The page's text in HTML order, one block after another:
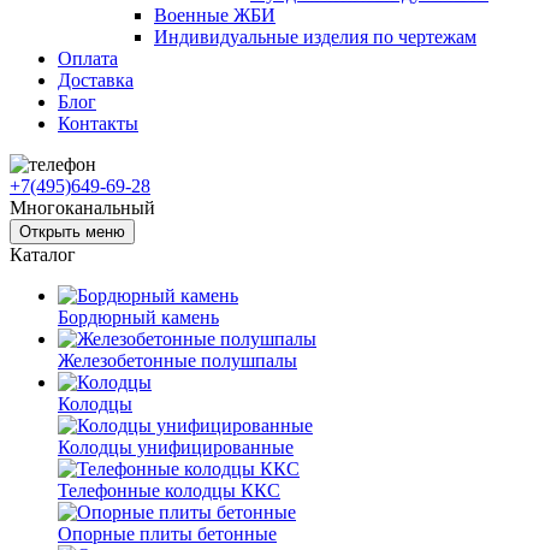
Военные ЖБИ
Индивидуальные изделия по чертежам
Оплата
Доставка
Блог
Контакты
+7(495)649-69-28
Многоканальный
Открыть меню
Каталог
Бордюрный камень
Железобетонные полушпалы
Колодцы
Колодцы унифицированные
Телефонные колодцы ККС
Опорные плиты бетонные